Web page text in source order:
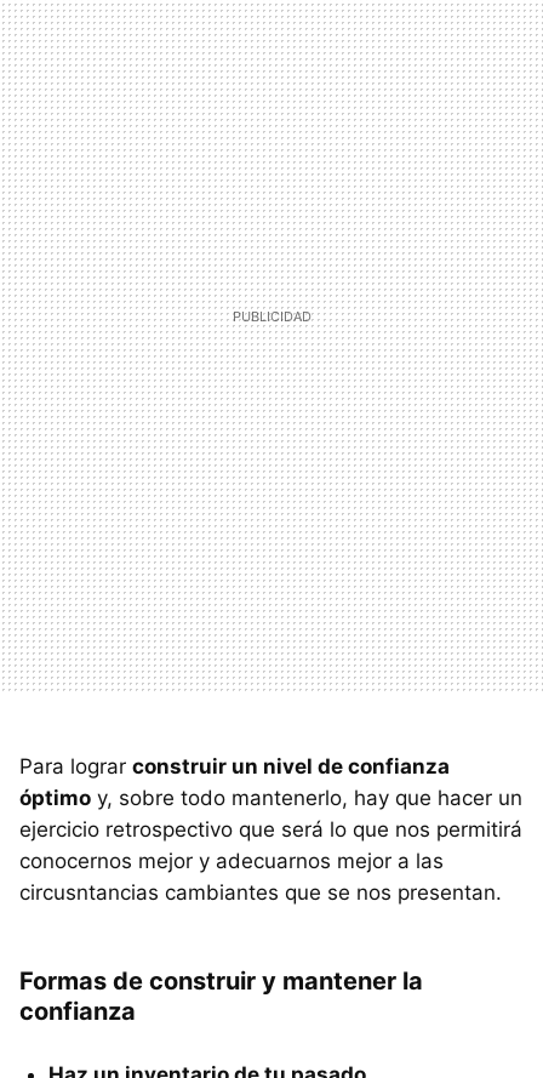
Para lograr construir un nivel de confianza
óptimo y, sobre todo mantenerlo, hay que hacer un
ejercicio retrospectivo que será lo que nos permitirá
conocernos mejor y adecuarnos mejor a las
circusntancias cambiantes que se nos presentan.
Formas de construir y mantener la
confianza